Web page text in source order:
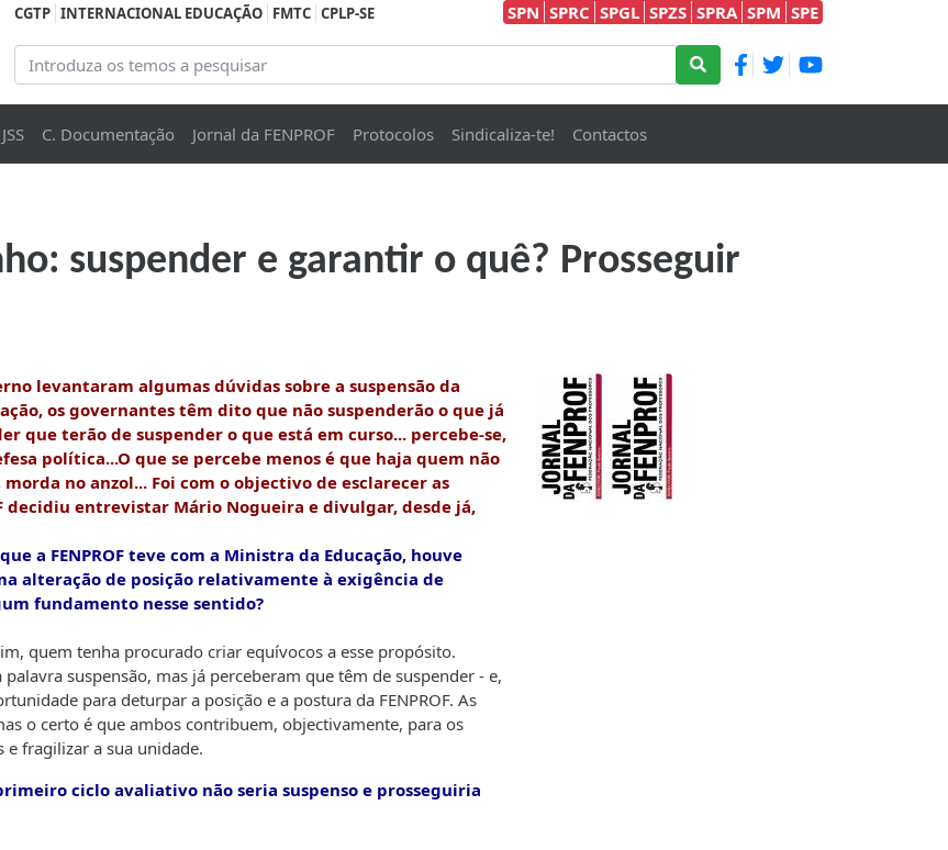
CGTP INTERNACIONAL EDUCAÇÃO FMTC CPLP-SE SPN SPRC SPGL SPZS SPRA SPM SPE
C. Documentação Jornal da FENPROF Protocolos Sindicaliza-te! Contactos
suspender e garantir o quê? Prosseguir
levantaram algumas dúvidas sobre a suspensão da
os governantes têm dito que não suspenderão o que já
que terão de suspender o que está em curso... percebe-se,
política...O que se percebe menos é que haja quem não
no anzol... Foi com o objectivo de esclarecer as
decidiu entrevistar Mário Nogueira e divulgar, desde já,
a FENPROF teve com a Ministra da Educação, houve
alteração de posição relativamente à exigência de
fundamento nesse sentido?
quem tenha procurado criar equívocos a esse propósito.
suspensão, mas já perceberam que têm de suspender - e,
para deturpar a posição e a postura da FENPROF. As
o certo é que ambos contribuem, objectivamente, para os
fragilizar a sua unidade.
ciclo avaliativo não seria suspenso e prosseguiria